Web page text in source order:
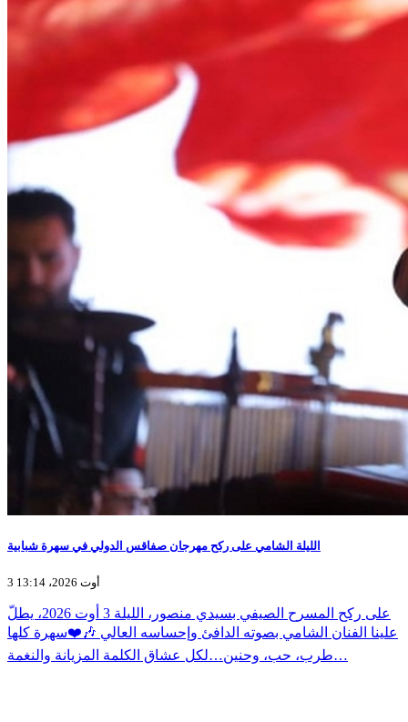
الليلة الشامي على ركح مهرجان صفاقس الدولي في سهرة شبابية
3 أوت 2026، 13:14
على ركح المسرح الصيفي بسيدي منصور، الليلة 3 أوت 2026، يطلّ
علينا الفنان الشامي بصوته الدافئ وإحساسه العالي 🎶❤️سهرة كلها
طرب، حب، وحنين…لكل عشاق الكلمة المزيانة والنغمة…